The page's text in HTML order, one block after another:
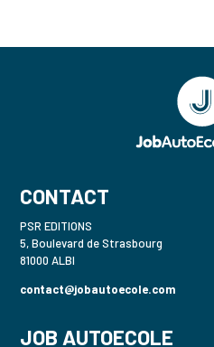
CONTACT
PSR EDITIONS
5, Boulevard de Strasbourg
81000 ALBI
contact@jobautoecole.com
JOB AUTOECOLE